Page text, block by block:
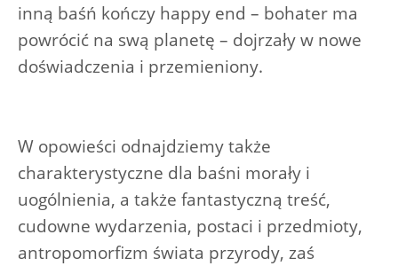
inną baśń kończy happy end – bohater ma
powrócić na swą planetę – dojrzały w nowe
doświadczenia i przemieniony.
W opowieści odnajdziemy także
charakterystyczne dla baśni morały i
uogólnienia, a także fantastyczną treść,
cudowne wydarzenia, postaci i przedmioty,
antropomorfizm świata przyrody, zaś